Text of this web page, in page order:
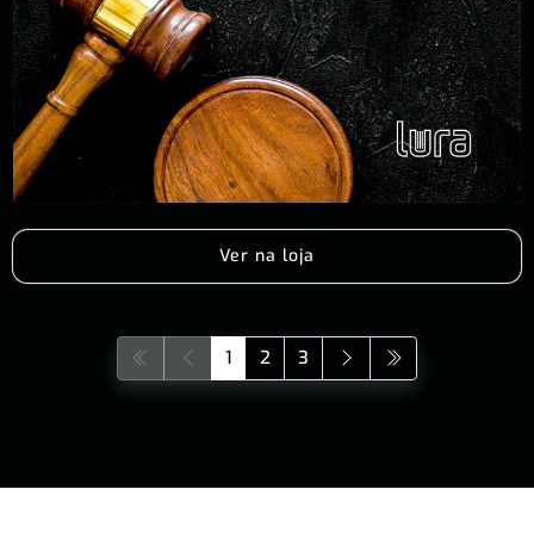
Ver na loja
1 2 3